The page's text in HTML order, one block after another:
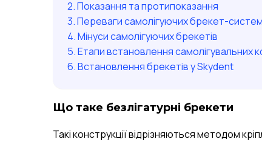
Показання та протипоказання
Переваги самолігуючих брекет-систем
Мінуси самолігуючих брекетів
Етапи встановлення самолігувальних
Встановлення брекетів у Skydent
Що таке безлігатурні брекети
Такі конструкції відрізняються методом